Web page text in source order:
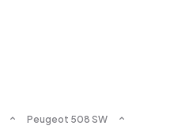
Peugeot 508 SW